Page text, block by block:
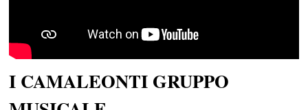
I CAMALEONTI GRUPPO